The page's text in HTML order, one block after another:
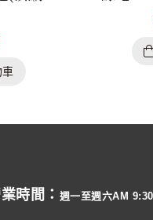
時間： 週一至週六AM